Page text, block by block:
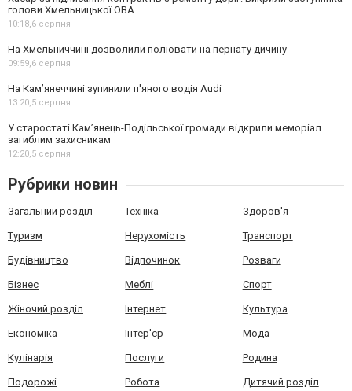
голови Хмельницької ОВА
10:18,6 серпня
На Хмельниччині дозволили полювати на пернату дичину
09:59,6 серпня
На Камʼянеччині зупинили п'яного водія Audi
13:20,5 серпня
У старостаті Кам’янець-Подільської громади відкрили меморіал
загиблим захисникам
12:20,5 серпня
Рубрики новин
Загальний розділ Техніка Здоров'я
Туризм Нерухомість Транспорт
Будівництво Відпочинок Розваги
Бізнес Меблі Спорт
Жіночий розділ Інтернет Культура
Економіка Інтер'єр Мода
Кулінарія Послуги Родина
Подорожі Робота Дитячий розділ